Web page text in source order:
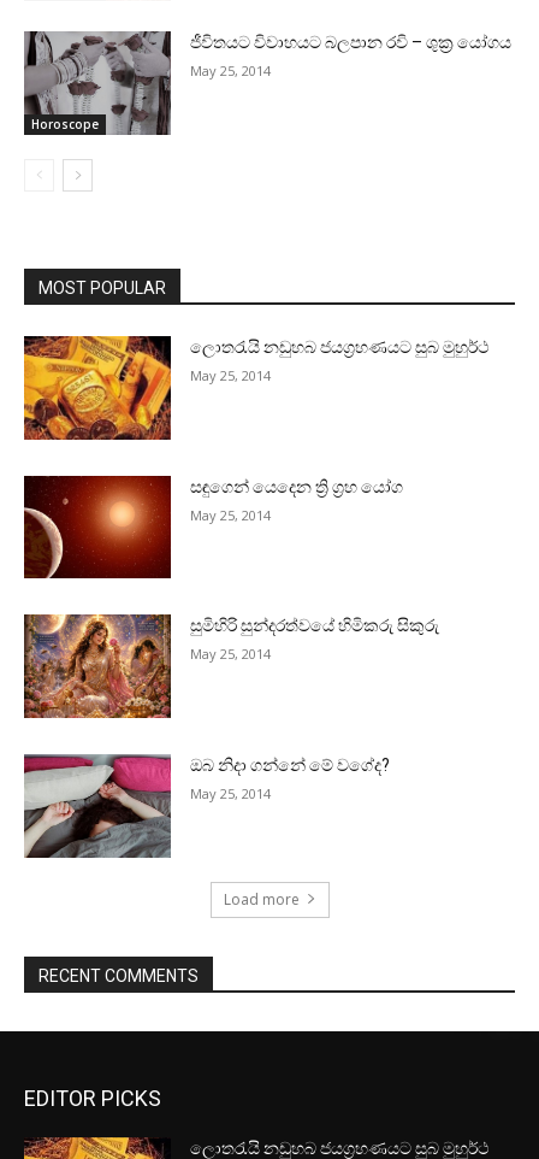
Horoscope
ජීවිතයට විවාහයට බලපාන රවි – ශුක්‍ර යෝගය
May 25, 2014
MOST POPULAR
ලොතරැයි නඩුහබ ජයග්‍රහණයට සුබ මුහුර්ථ
May 25, 2014
සඳුගෙන් යෙදෙන ත්‍රි ග්‍රහ යෝග
May 25, 2014
සුමිහිරි සුන්දරත්වයේ හිමිකරු සිකුරු
May 25, 2014
ඔබ නිදා ගන්නේ මේ වගේද?
May 25, 2014
Load more
RECENT COMMENTS
EDITOR PICKS
ලොතරැයි නඩුහබ ජයග්‍රහණයට සුබ මුහුර්ථ